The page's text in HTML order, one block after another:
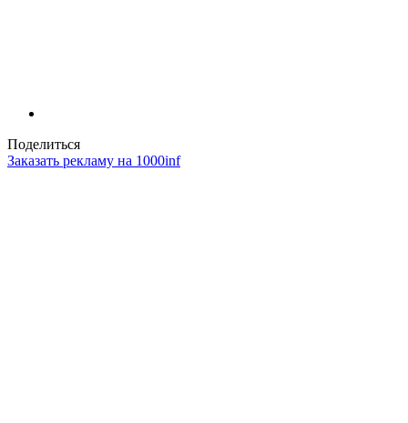
Поделиться
Заказать рекламу на 1000inf